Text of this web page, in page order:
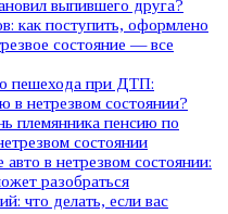
выпившего друга?
как поступить, оформлено
состояние — все
пешехода при ДТП:
в нетрезвом состоянии?
племянника пенсию по
состоянии
в нетрезвом состоянии:
разобраться
что делать, если вас